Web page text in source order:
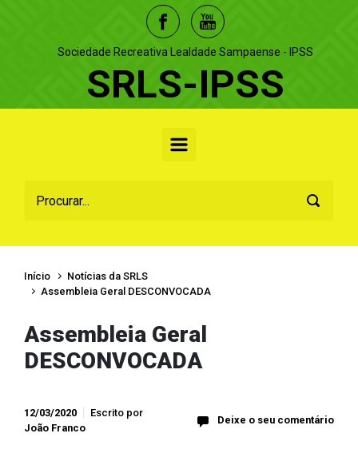
Sociedade Recreativa Lealdade Sampaense - IPSS
SRLS-IPSS
Início
Notícias da SRLS
Assembleia Geral DESCONVOCADA
Assembleia Geral
DESCONVOCADA
12/03/2020
Escrito por
João Franco
Deixe o seu comentário